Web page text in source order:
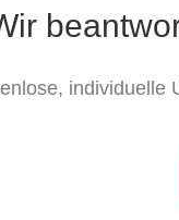
individuelle